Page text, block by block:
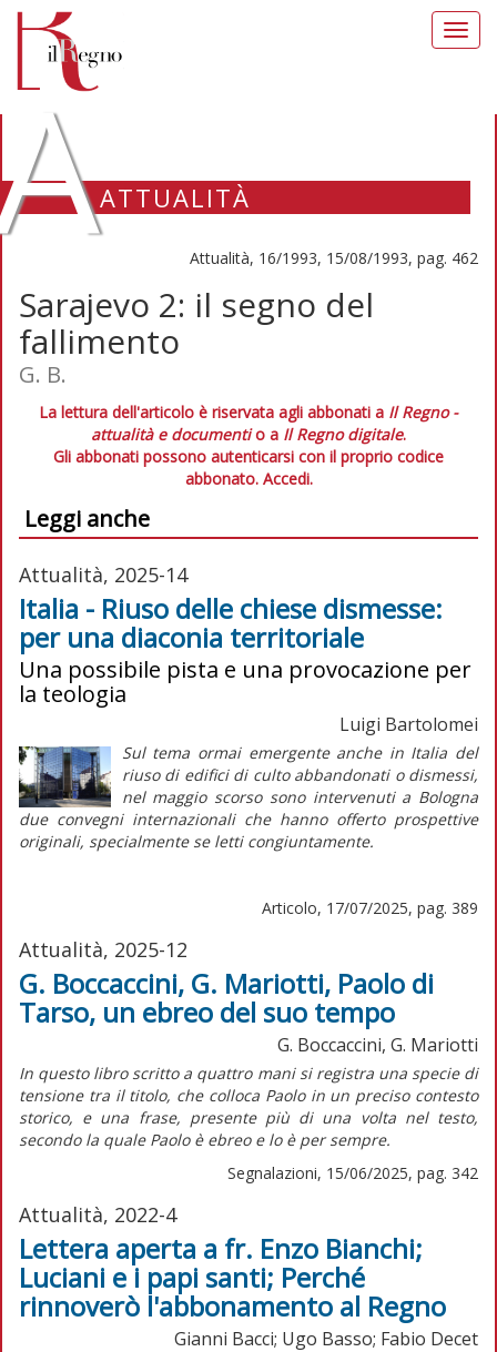
ATTUALITÀ
Attualità, 16/1993, 15/08/1993, pag. 462
Sarajevo 2: il segno del
fallimento
G. B.
La lettura dell'articolo è riservata agli abbonati a Il Regno -
attualità e documentio a Il Regno digitale.
Gli abbonati possono autenticarsi con il proprio codice
abbonato. Accedi.
Leggi anche
Attualità, 2025-14
Italia - Riuso delle chiese dismesse:
per una diaconia territoriale
Una possibile pista e una provocazione per
la teologia
Luigi Bartolomei
Sul tema ormai emergente anche in Italia del
riuso di edifici di culto abbandonati o dismessi,
nel maggio scorso sono intervenuti a Bologna
due convegni internazionali che hanno offerto prospettive
originali, specialmente se letti congiuntamente.
Articolo, 17/07/2025, pag. 389
Attualità, 2025-12
G. Boccaccini, G. Mariotti, Paolo di
Tarso, un ebreo del suo tempo
G. Boccaccini, G. Mariotti
In questo libro scritto a quattro mani si registra una specie di
tensione tra il titolo, che colloca Paolo in un preciso contesto
storico, e una frase, presente più di una volta nel testo,
secondo la quale Paolo è ebreo e lo è per sempre.
Segnalazioni, 15/06/2025, pag. 342
Attualità, 2022-4
Lettera aperta a fr. Enzo Bianchi;
Luciani e i papi santi; Perché
rinnoverò l'abbonamento al Regno
Gianni Bacci; Ugo Basso; Fabio Decet